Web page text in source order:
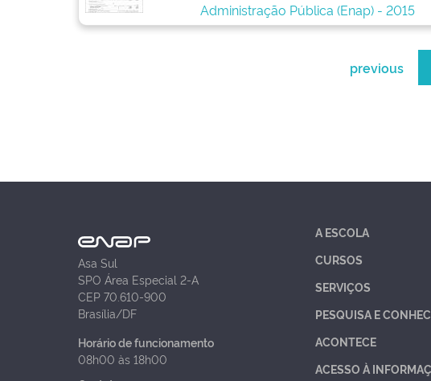
Administração Pública (Enap) - 2015
previous
Asa Sul
SPO Área Especial 2-A
CEP 70.610-900
Brasília/DF
Horário de funcionamento
08h00 às 18h00
A ESCOLA
CURSOS
SERVIÇOS
PESQUISA E
ACONTECE
ACESSO À